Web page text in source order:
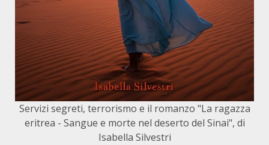
Servizi segreti, terrorismo e il romanzo "La ragazza
eritrea - Sangue e morte nel deserto del Sinai", di
Isabella Silvestri